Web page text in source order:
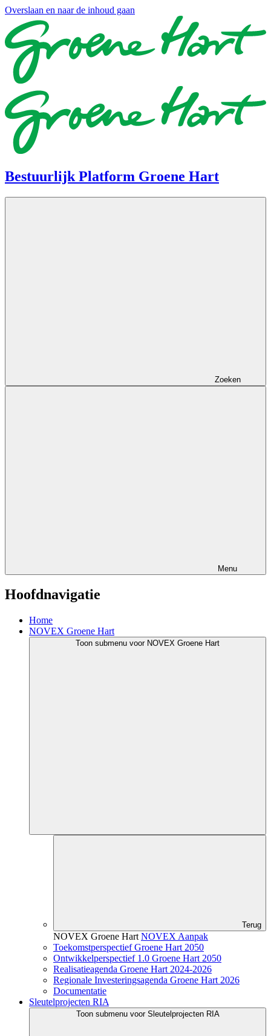
Overslaan en naar de inhoud gaan
Bestuurlijk Platform Groene Hart
Zoeken
Menu
Hoofdnavigatie
Home
NOVEX Groene Hart
Toon submenu voor NOVEX Groene Hart
Terug
NOVEX Groene Hart NOVEX Aanpak
Toekomstperspectief Groene Hart 2050
Ontwikkelperspectief 1.0 Groene Hart 2050
Realisatieagenda Groene Hart 2024-2026
Regionale Investeringsagenda Groene Hart 2026
Documentatie
Sleutelprojecten RIA
Toon submenu voor Sleutelprojecten RIA